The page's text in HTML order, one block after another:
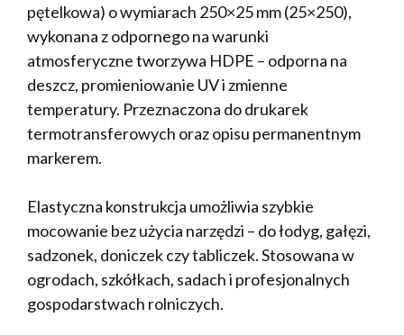
pętelkowa) o wymiarach 250×25 mm (25×250),
wykonana z odpornego na warunki
atmosferyczne tworzywa HDPE – odporna na
deszcz, promieniowanie UV i zmienne
temperatury. Przeznaczona do drukarek
termotransferowych oraz opisu permanentnym
markerem.
Elastyczna konstrukcja umożliwia szybkie
mocowanie bez użycia narzędzi – do łodyg, gałęzi,
sadzonek, doniczek czy tabliczek. Stosowana w
ogrodach, szkółkach, sadach i profesjonalnych
gospodarstwach rolniczych.